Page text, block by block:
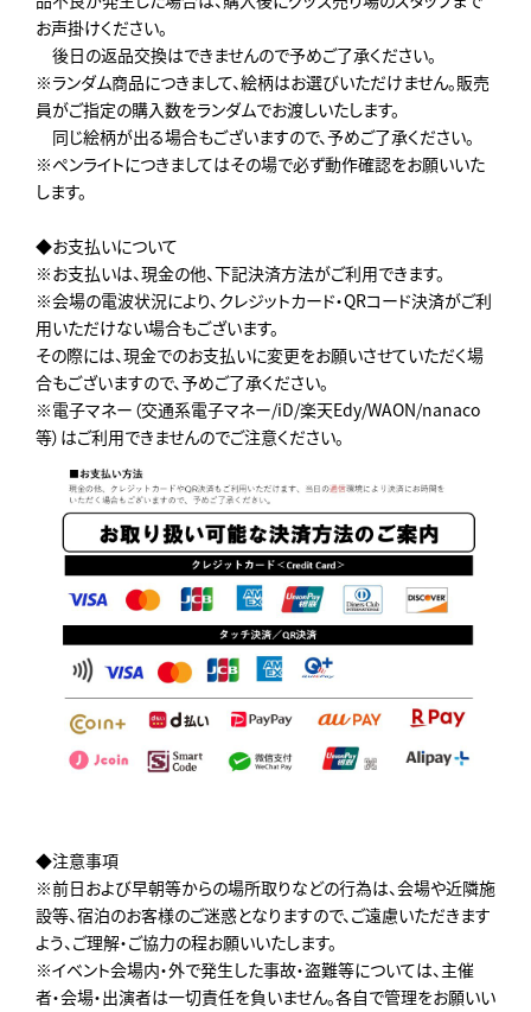
お声掛けください。
後日の返品交換はできませんので予めご了承ください。
※ランダム商品につきまして、絵柄はお選びいただけません。販売
員がご指定の購入数をランダムでお渡しいたします。
同じ絵柄が出る場合もございますので、予めご了承ください。
※ペンライトにつきましてはその場で必ず動作確認をお願いいた
します。
◆お支払いについて
※お支払いは、現金の他、下記決済方法がご利用できます。
※会場の電波状況により、クレジットカード・QRコード決済がご利
用いただけない場合もございます。
その際には、現金でのお支払いに変更をお願いさせていただく場
合もございますので、予めご了承ください。
※電子マネー（交通系電子マネー/iD/楽天Edy/WAON/nanaco
等）はご利用できませんのでご注意ください。
◆注意事項
※前日および早朝等からの場所取りなどの行為は、会場や近隣施
設等、宿泊のお客様のご迷惑となりますので、ご遠慮いただきます
よう、ご理解・ご協力の程お願いいたします。
※イベント会場内・外で発生した事故・盗難等については、主催
者・会場・出演者は一切責任を負いません。各自で管理をお願いい